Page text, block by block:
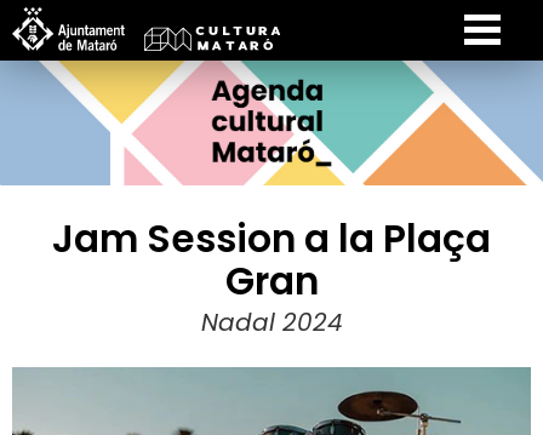
Jam Session a la Plaça
Gran
Nadal 2024